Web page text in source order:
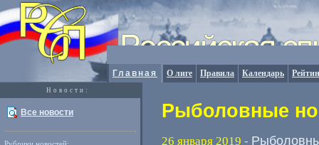
Главная О лиге Правила Календарь
Новости:
Все новости
Рубрики новостей:
Рыболовные
26 января 2019 -